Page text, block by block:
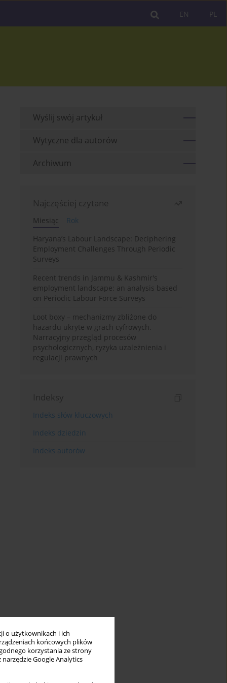
o użytkownikach i ich
końcowych plików
korzystania ze strony
Google Analytics
PL
EN
Wyślij swój artykuł
Wytyczne dla autorów
Archiwum
Najczęściej czytane
Miesiąc
Rok
Haryana’s Labour Landscape: Deciphering
Employment Challenges Through Periodic
Surveys
Recent trends in Jammu & Kashmir's
employment landscape: an analysis based
on Periodic Labour Force Surveys
Loot boxy – mechanizmy zbliżone do
hazardu ukryte w grach cyfrowych.
Narracyjny przegląd procesów
psychologicznych, ryzyka uzależnienia i
regulacji prawnych
Indeksy
Indeks słów kluczowych
Indeks dziedzin
Indeks autorów